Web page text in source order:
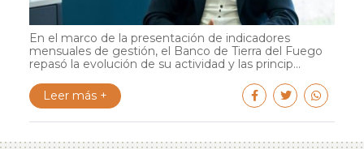
En el marco de la presentación de indicadores
mensuales de gestión, el Banco de Tierra del Fuego
repasó la evolución de su actividad y las princip...
Leer más +